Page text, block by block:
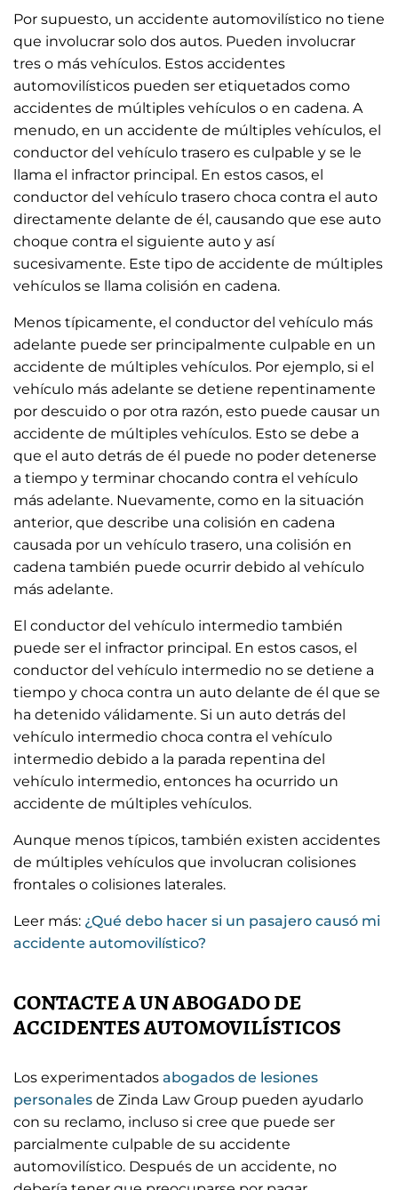
Por supuesto, un accidente automovilístico no tiene
que involucrar solo dos autos. Pueden involucrar
tres o más vehículos. Estos accidentes
automovilísticos pueden ser etiquetados como
accidentes de múltiples vehículos o en cadena. A
menudo, en un accidente de múltiples vehículos, el
conductor del vehículo trasero es culpable y se le
llama el infractor principal. En estos casos, el
conductor del vehículo trasero choca contra el auto
directamente delante de él, causando que ese auto
choque contra el siguiente auto y así
sucesivamente. Este tipo de accidente de múltiples
vehículos se llama colisión en cadena.
Menos típicamente, el conductor del vehículo más
adelante puede ser principalmente culpable en un
accidente de múltiples vehículos. Por ejemplo, si el
vehículo más adelante se detiene repentinamente
por descuido o por otra razón, esto puede causar un
accidente de múltiples vehículos. Esto se debe a
que el auto detrás de él puede no poder detenerse
a tiempo y terminar chocando contra el vehículo
más adelante. Nuevamente, como en la situación
anterior, que describe una colisión en cadena
causada por un vehículo trasero, una colisión en
cadena también puede ocurrir debido al vehículo
más adelante.
El conductor del vehículo intermedio también
puede ser el infractor principal. En estos casos, el
conductor del vehículo intermedio no se detiene a
tiempo y choca contra un auto delante de él que se
ha detenido válidamente. Si un auto detrás del
vehículo intermedio choca contra el vehículo
intermedio debido a la parada repentina del
vehículo intermedio, entonces ha ocurrido un
accidente de múltiples vehículos.
Aunque menos típicos, también existen accidentes
de múltiples vehículos que involucran colisiones
frontales o colisiones laterales.
Leer más: ¿Qué debo hacer si un pasajero causó mi
accidente automovilístico?
CONTACTE A UN ABOGADO DE
ACCIDENTES AUTOMOVILÍSTICOS
Los experimentados abogados de lesiones
personales de Zinda Law Group pueden ayudarlo
con su reclamo, incluso si cree que puede ser
parcialmente culpable de su accidente
automovilístico. Después de un accidente, no